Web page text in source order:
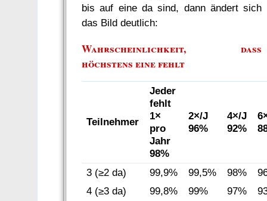
bis auf eine da sind, dann ändert sich
das Bild deutlich:
Wahrscheinlichkeit, dass
höchstens eine fehlt
Teilnehmer
Jeder
fehlt
1×
pro
Jahr
98%
2×/J
96%
4×/J
92%
3 (≥2 da) 99,9% 99,5% 98%
4 (≥3 da)
99,8% 99% 97%